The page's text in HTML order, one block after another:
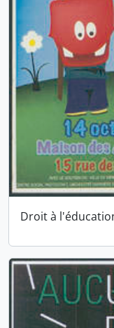
Droit à